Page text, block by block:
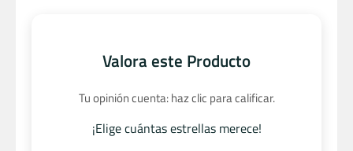
Valora este Producto
Tu opinión cuenta: haz clic para calificar.
¡Elige cuántas estrellas merece!